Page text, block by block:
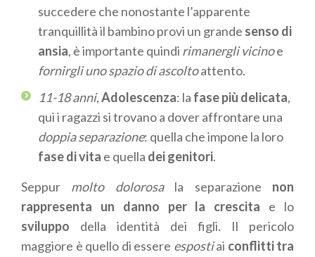
succedere che nonostante l’apparente
tranquillità il bambino provi un grande senso di
ansia, è importante quindi rimanergli vicinoe
fornirgli uno spazio di ascoltoattento.
11-18 anni,Adolescenza: la fase più delicata,
qui i ragazzi si trovano a dover affrontare una
doppia separazione: quella che impone la loro
fase di vita e quella dei genitori.
Seppur molto dolorosala separazione non
rappresenta un danno per la crescita e lo
sviluppo della identità dei figli. Il pericolo
maggiore è quello di essere espostiai conflitti tra